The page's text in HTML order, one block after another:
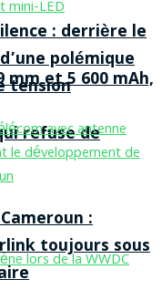
mm et 5 600 mAh,
refuse de
: derrière le
polémique
tension
:
toujours sous